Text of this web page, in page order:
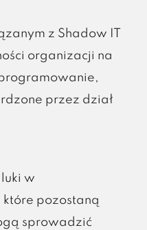
z Shadow IT
organizacji na
przez dział
w
pozostaną
sprowadzić